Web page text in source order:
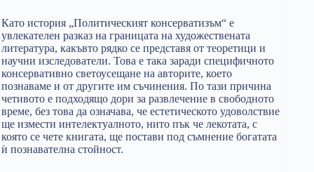
Като история „Политическият консерватизъм“ е
увлекателен разказ на границата на художествената
литература, какъвто рядко се представя от теоретици и
научни изследователи. Това е така заради специфичното
консервативно светоусещане на авторите, което
познаваме и от другите им съчинения. По тази причина
четивото е подходящо дори за развлечение в свободното
време, без това да означава, че естетическото удоволствие
ще измести интелектуалното, нито пък че лекотата, с
която се чете книгата, ще постави под съмнение богатата
ѝ познавателна стойност.